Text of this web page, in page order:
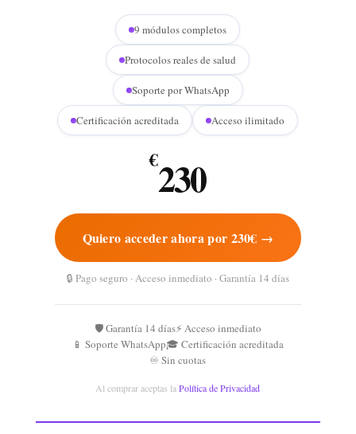
9 módulos completos
Protocolos reales de salud
Soporte por WhatsApp
Certificación acreditada Acceso ilimitado
€230
Quiero acceder ahora por 230€ →
🔒 Pago seguro · Acceso inmediato · Garantía 14 días
🛡️ Garantía 14 días⚡ Acceso inmediato
📱 Soporte WhatsApp🎓 Certificación acreditada
♾️ Sin cuotas
Al comprar aceptas laPolítica de Privacidad